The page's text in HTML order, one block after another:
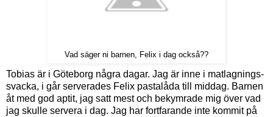
Vad säger ni barnen, Felix i dag också??
Tobias är i Göteborg några dagar. Jag är inne i matlagnings-
svacka, i går serverades Felix pastalåda till middag. Barnen
åt med god aptit, jag satt mest och bekymrade mig över vad
jag skulle servera i dag. Jag har fortfarande inte kommit på